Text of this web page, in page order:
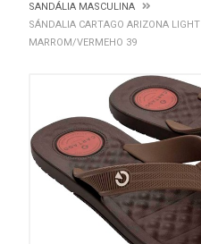
SANDÁLIA MASCULINA
SÁNDALIA CARTAGO ARIZONA LIGHT
MARROM/VERMEHO 39